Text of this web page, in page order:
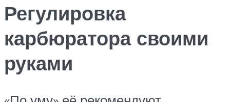
Регулировка
карбюратора своими
руками